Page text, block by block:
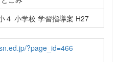
４ 小学校 学習指導案 H27
?page_id=466